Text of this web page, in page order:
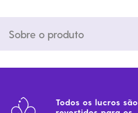
Sobre o produto
Todos os lucros são